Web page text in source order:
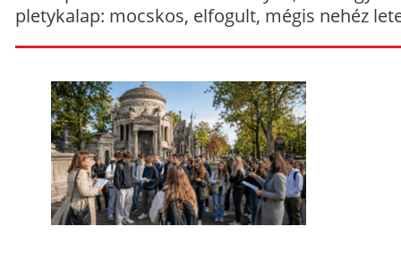
pletykalap: mocskos, elfogult, mégis nehéz